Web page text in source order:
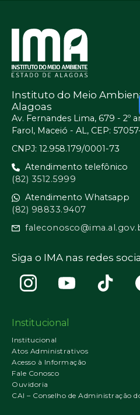
Instituto do Meio
Alagoas
Av. Fernandes Lima, 679 - 2º
Farol, Maceió - AL, CEP:
CNPJ: 12.958.179/0001-73
Atendimento telefônico
(82) 3512.5999
Atendimento Whatsapp
(82) 98833.9407
Siga o IMA nas redes
Institucional
Institucional
Atos Administrativos
Acesso à Informação
Fale Conosco
Ouvidoria
CAI – Conselho de Administração